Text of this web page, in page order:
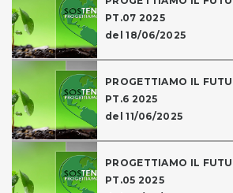
PT.07 2025
del 18/06/2025
PROGETTIAMO IL
PT.6 2025
del 11/06/2025
PROGETTIAMO IL
PT.05 2025